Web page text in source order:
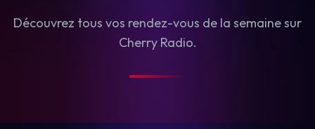
Découvrez tous vos rendez-vous de la semaine sur
Cherry Radio.